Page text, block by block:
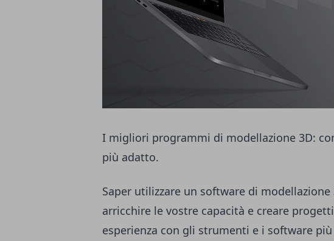
I migliori programmi di modellazione 3D:
più adatto.
Saper utilizzare un software di modellazione
arricchire le vostre capacità e creare
esperienza con gli strumenti e i software